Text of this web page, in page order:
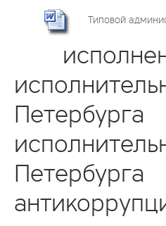
Типовой